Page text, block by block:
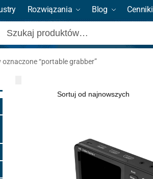
Rozwiązania Blog Cenniki
oznaczone “portable grabber”